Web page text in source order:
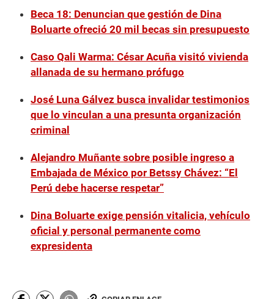
Beca 18: Denuncian que gestión de Dina
Boluarte ofreció 20 mil becas sin presupuesto
Caso Qali Warma: César Acuña visitó vivienda
allanada de su hermano prófugo
José Luna Gálvez busca invalidar testimonios
que lo vinculan a una presunta organización
criminal
Alejandro Muñante sobre posible ingreso a
Embajada de México por Betssy Chávez: “El
Perú debe hacerse respetar”
Dina Boluarte exige pensión vitalicia, vehículo
oficial y personal permanente como
expresidenta